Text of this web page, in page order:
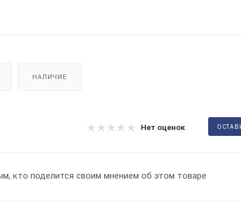
НАЛИЧИЕ
Нет оценок
кто поделится своим мнением об этом товаре